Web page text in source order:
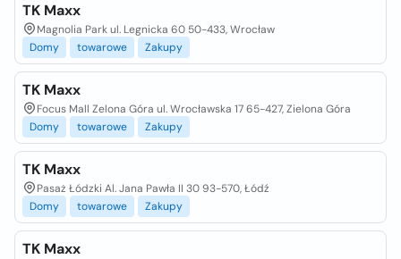
TK Maxx
Magnolia Park ul. Legnicka 60 50-433, Wrocław
Domy
towarowe Zakupy
TK Maxx
Focus Mall Zelona Góra ul. Wrocławska 17 65-427, Zielona Góra
Domy
towarowe Zakupy
TK Maxx
Pasaż Łódzki Al. Jana Pawła II 30 93-570, Łódź
Domy
towarowe Zakupy
TK Maxx